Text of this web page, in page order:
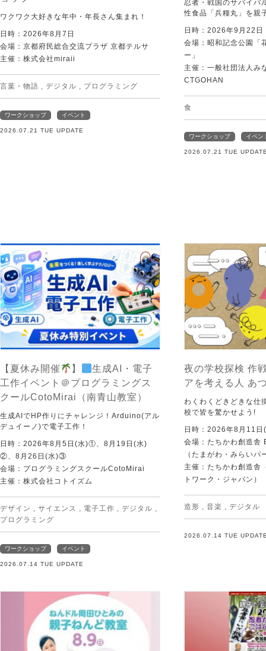
ワクワク大好きな年中・年長さん集まれ！
日時：2026年8月7日
会場：京都府民総合交流プラザ 京都テルサ
主催：株式会社miraii
言葉・物語 , デジタル , プログラミング
ワークショップ イベント
2026.07.21 TUE UPDATE
忍者・戦国のサバイバ
性食品「兵糧丸」を親
日時：2026年9月22日
会場：昭和記念公園「
ー」
主催：一般社団法人み
CTGOHAN
食
ワークショップ イベン
2026.07.21 TUE
【夏休み開催 】
生成AI・電子
工作イベント＠プログラミングス
クールCotoMirai（南青山教室）
生成AIでHP作りにチャレンジ！Arduino(アル
デュイーノ)で電子工作！
日時：2026年8月5日(水)①、8月19日(水)
②、8月26日(水)③
会場：プログラミングスクールCotoMirai
主催：株式会社コトイズム
デザイン , サイエンス , 電子工作 , デジタル ,
プログラミング
ワークショップ イベント
2026.07.14 TUE UPDATE
夜の学校探検 作
アを考える人 あ
わくわくどきどきな仕
校で皆を驚かせよう!
日時：2026年8月11日
会場：たちかわ創造舎
（たまがわ・みらいパ
主催：たちかわ創造舎
トワーク・ジャパン）
造形 , 音楽 , デジタル
2026.07.14 TUE